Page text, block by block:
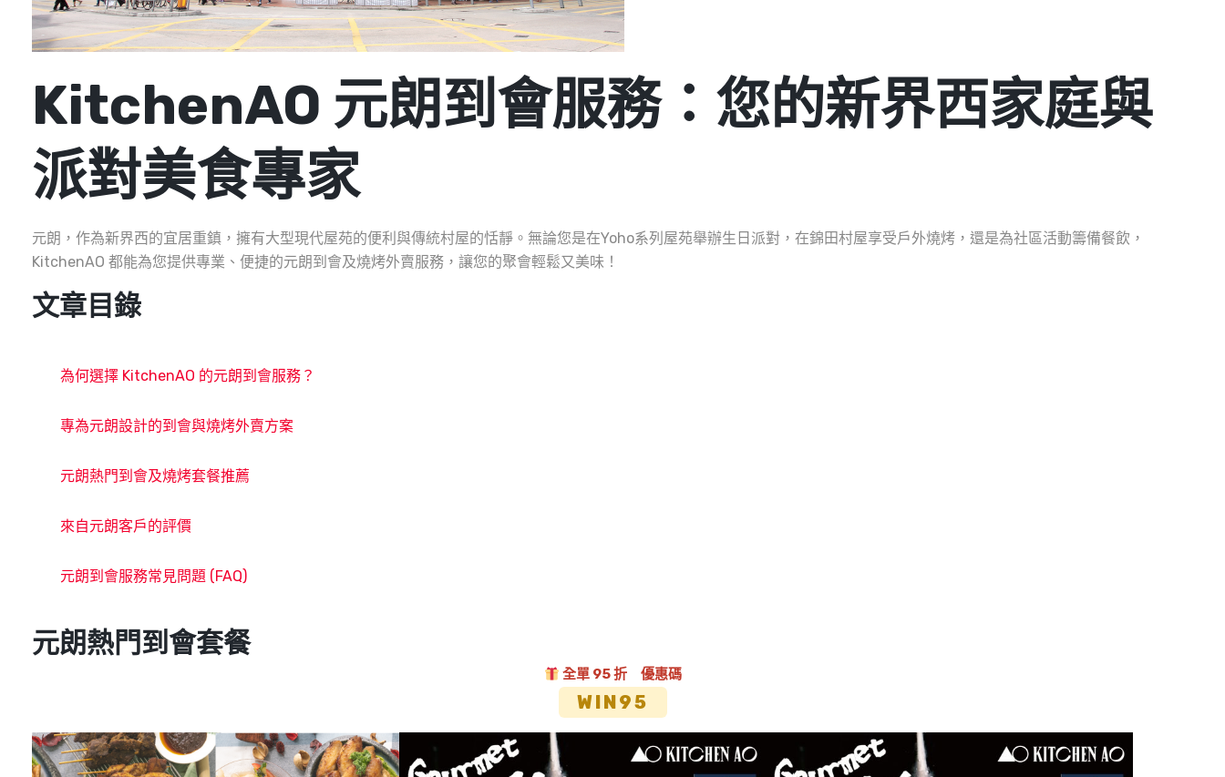
KitchenAO 元朗到會服務：您的新界西家庭與
派對美食專家
元朗，作為新界西的宜居重鎮，擁有大型現代屋苑的便利與傳統村屋的恬靜。無論您是在Yoho系列屋苑舉辦生日派對，在錦田村屋享受戶外燒烤，還是為社區活動籌備餐飲，
KitchenAO 都能為您提供專業、便捷的元朗到會及燒烤外賣服務，讓您的聚會輕鬆又美味！
文章目錄
為何選擇 KitchenAO 的元朗到會服務？
專為元朗設計的到會與燒烤外賣方案
元朗熱門到會及燒烤套餐推薦
來自元朗客戶的評價
元朗到會服務常見問題 (FAQ)
元朗熱門到會套餐
全單 95 折 優惠碼
WIN95